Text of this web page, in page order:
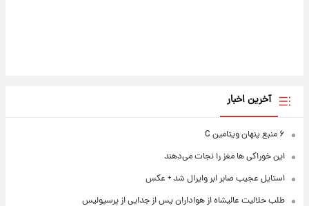
آخرین اخبار
۶ منبع پنهان ویتامین C
این خوراکی ها مغز را نجات می‌دهند
استایل عجیب صابر ابر وایرال شد + عکس
طلب حلالیت عالیشاه از هواداران پس از جدایی از پرسپولیس